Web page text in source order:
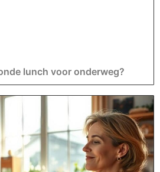
lunch voor onderweg?